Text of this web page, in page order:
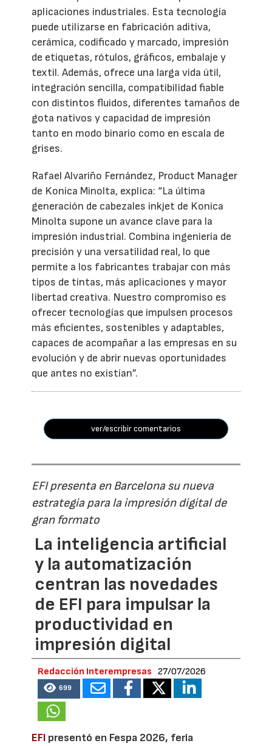
aplicaciones industriales. Esta tecnología
puede utilizarse en fabricación aditiva,
cerámica, codificado y marcado, impresión
de etiquetas, rótulos, gráficos, embalaje y
textil. Además, ofrece una larga vida útil,
integración sencilla, compatibilidad fiable
con distintos fluidos, diferentes tamaños de
gota nativos y capacidad de impresión
tanto en modo binario como en escala de
grises.
Rafael Alvariño Fernández, Product Manager
de Konica Minolta, explica: “La última
generación de cabezales inkjet de Konica
Minolta supone un avance clave para la
impresión industrial. Combina ingeniería de
precisión y una versatilidad real, lo que
permite a los fabricantes trabajar con más
tipos de tintas, más aplicaciones y mayor
libertad creativa. Nuestro compromiso es
ofrecer tecnologías que impulsen procesos
más eficientes, sostenibles y adaptables,
capaces de acompañar a las empresas en su
evolución y de abrir nuevas oportunidades
que antes no existían”.
ver/escribir comentarios
EFI presenta en Barcelona su nueva
estrategia para la impresión digital de
gran formato
La inteligencia artificial
y la automatización
centran las novedades
de EFI para impulsar la
productividad en
impresión digital
Redacción Interempresas 27/07/2026
699
EFI presentó en Fespa 2026, feria